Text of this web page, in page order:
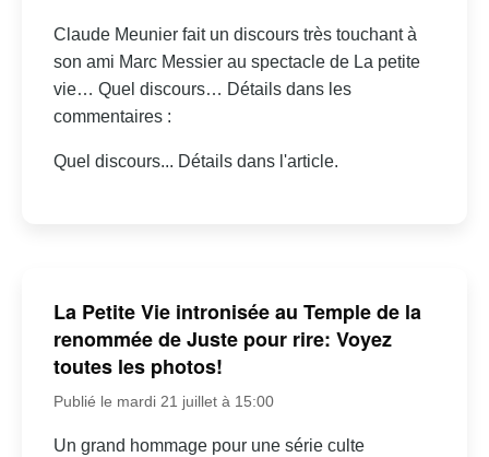
Claude Meunier fait un discours très touchant à
son ami Marc Messier au spectacle de La petite
vie… Quel discours… Détails dans les
commentaires :
Quel discours... Détails dans l'article.
La Petite Vie intronisée au Temple de la
renommée de Juste pour rire: Voyez
toutes les photos!
Publié le mardi 21 juillet à 15:00
Un grand hommage pour une série culte